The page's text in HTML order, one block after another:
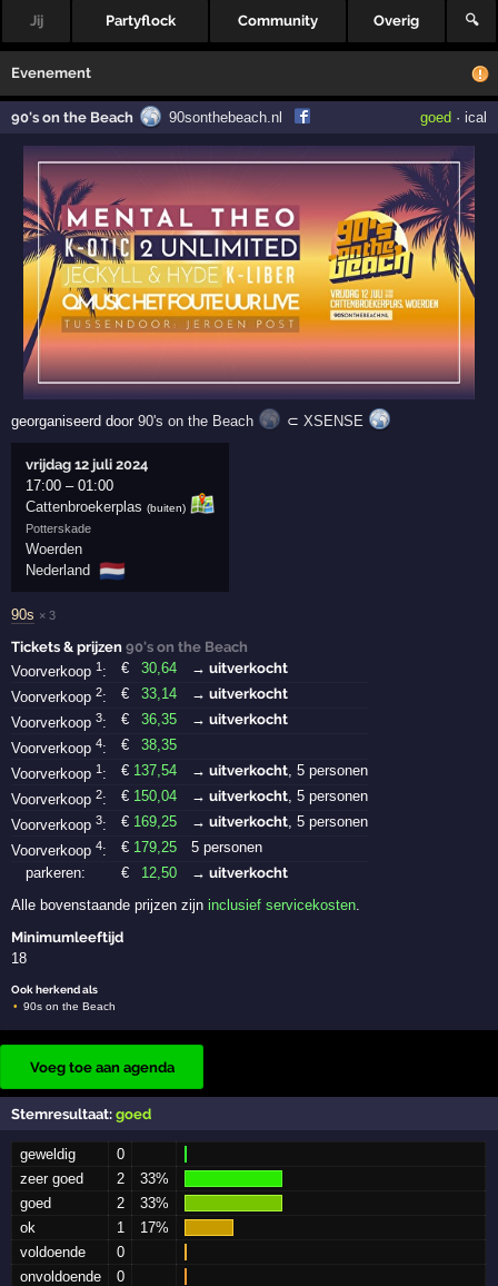
Jij Partyflock Community Overig 🔍
Evenement
90's on the Beach 90sonthebeach.nl goed · ical
georganiseerd door90's on the Beach ⊂XSENSE
vrijdag 12 juli 2024
17:00 –01:00
Cattenbroekerplas (buiten)
Potterskade
Woerden
Nederland
🇳🇱
90s × 3
Tickets & prijzen90's on the Beach
Voorverkoop1 : € 30 ,64
→ uitverkocht
Voorverkoop2: € 33 ,14
→ uitverkocht
Voorverkoop3: € 36 ,35
→ uitverkocht
Voorverkoop4: € 38 ,35
Voorverkoop1 : € 137 ,54 → uitverkocht , 5 personen
Voorverkoop2: € 150 ,04 → uitverkocht , 5 personen
Voorverkoop3: € 169 ,25 → uitverkocht , 5 personen
Voorverkoop4: € 179 ,25
5 personen
parkeren:
€ 12 ,50
→ uitverkocht
Alle bovenstaande prijzen zijninclusief servicekosten.
Minimumleeftijd
18
Ook herkend als
90s on the Beach
Voeg toe aan agenda
Stemresultaat:goed
geweldig
0
zeer goed
2
33%
goed
2
33%
ok
1
17%
voldoende
0
onvoldoende
0